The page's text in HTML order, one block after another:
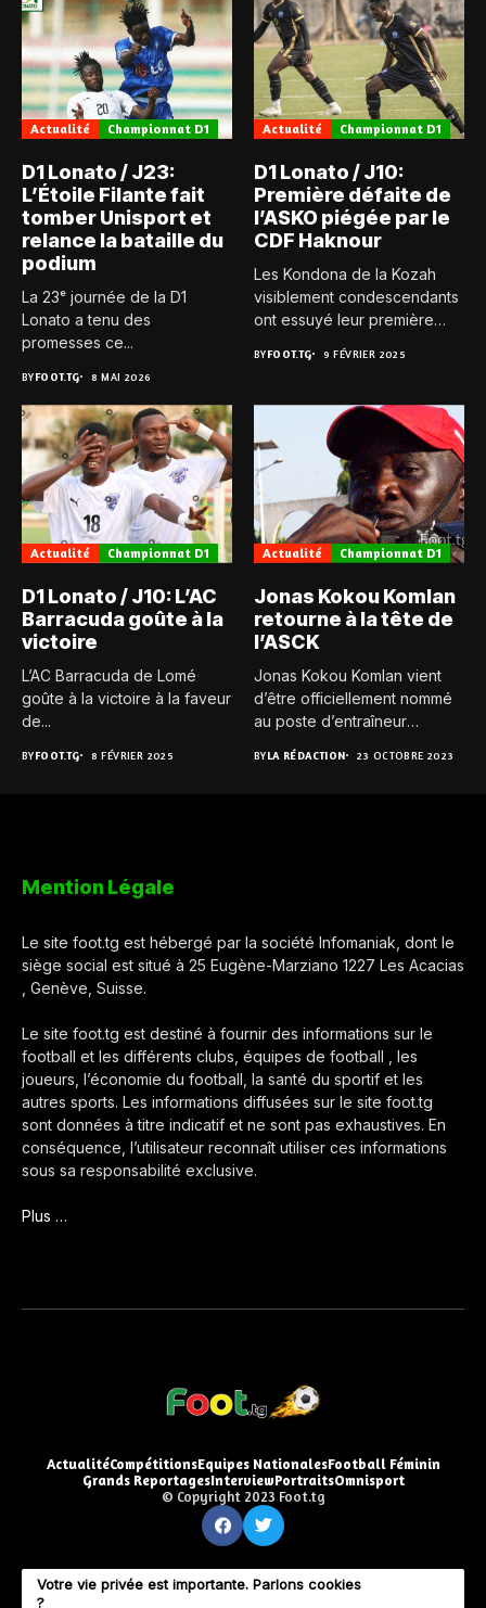
Actualité Championnat D1
D1 Lonato / J23:
L’Étoile Filante fait
tomber Unisport et
relance la bataille du
podium
La 23ᵉ journée de la D1
Lonato a tenu des
promesses ce...
BYFOOT.TG 8 MAI 2026
Actualité Championnat D1
D1 Lonato / J10:
Première défaite de
l’ASKO piégée par le
CDF Haknour
Les Kondona de la Kozah
visiblement condescendants
ont essuyé leur première
BYFOOT.TG 9 FÉVRIER 2025
Actualité Championnat D1
D1 Lonato / J10: L’AC
Barracuda goûte à la
victoire
L’AC Barracuda de Lomé
goûte à la victoire à la faveur
de...
BYFOOT.TG 8 FÉVRIER 2025
Actualité Championnat D1
Jonas Kokou Komlan
retourne à la tête de
l’ASCK
Jonas Kokou Komlan vient
d’être officiellement nommé
au poste d’entraîneur
BYLA RÉDACTION 23 OCTOBRE 2023
Mention Légale
Le site foot.tg est hébergé par la société Infomaniak, dont le
siège social est situé à 25 Eugène-Marziano 1227 Les Acacias
, Genève, Suisse.
Le site foot.tg est destiné à fournir des informations sur le
football et les différents clubs, équipes de football , les
joueurs, l’économie du football, la santé du sportif et les
autres sports. Les informations diffusées sur le site foot.tg
sont données à titre indicatif et ne sont pas exhaustives. En
conséquence, l’utilisateur reconnaît utiliser ces informations
sous sa responsabilité exclusive.
Plus …
ActualitéCompétitionsEquipes NationalesFootball Féminin
Grands ReportagesInterviewPortraitsOmnisport
© Copyright 2023 Foot.tg
Votre vie privée est importante. Parlons cookies
?